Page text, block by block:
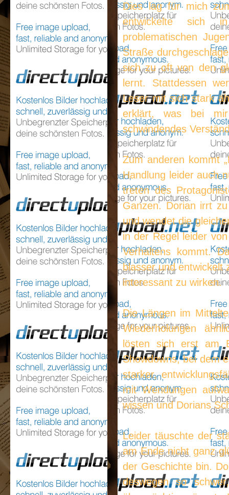
Dies lag für mich
entwickelte sich in
problematischen
Straße
sich zu oft von den
lernt. Stattdessen
Leser mit sich stark
erklärt, was bei
schwindendes
Zum anderen kommt
Handlung leider auch
treten des
Ganzen. Dorian irrt
und wendet die
in der Regel leider
Verhaltens kommt.
blasser und entwickelt
interessant zu wirken.
Die Längen im
Wiederholungen
lösten sich erst am
Showdowns, bei dem
starker,
mit Wendungen
wissen und Dorians
Leider täuschte der
am Ende nicht ganz
der Geschichte bin.
deswegen so